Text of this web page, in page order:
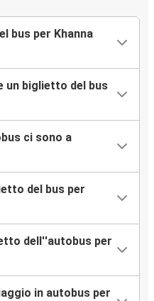
bus per Khanna
un biglietto del bus
ci sono a
del bus per
dell''autobus per
in autobus per